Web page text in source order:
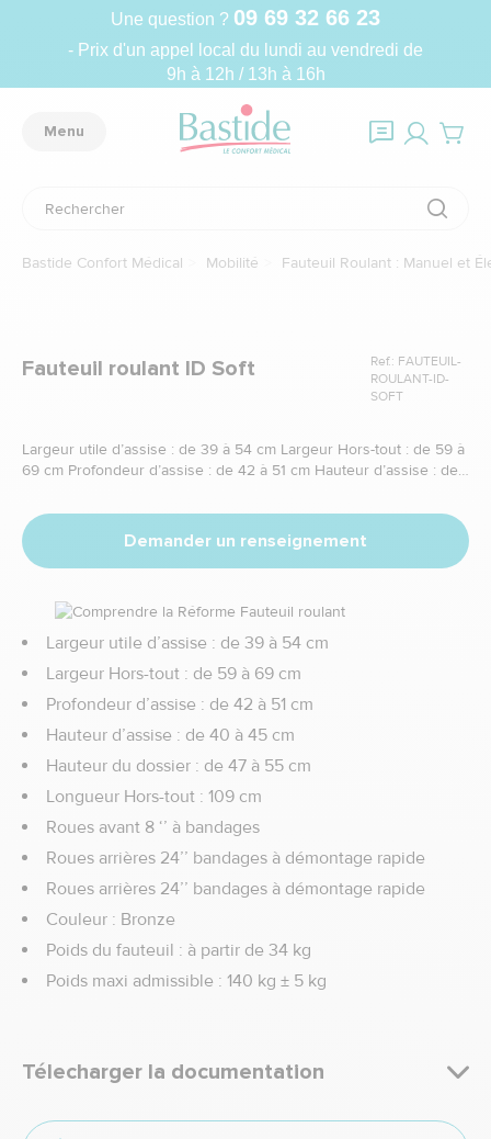
Une question ? 09 69 32 66 23
- Prix d'un appel local du lundi au vendredi de
9h à 12h / 13h à 16h
Menu
Bastide Confort Médical Mobilité Fauteuil Roulant : Manuel et
Fauteuil roulant ID Soft
Ref.: FAUTEUIL-
ROULANT-ID-
SOFT
Largeur utile d’assise : de 39 à 54 cm Largeur Hors-tout : de 59 à
69 cm Profondeur d’assise : de 42 à 51 cm Hauteur d’assise : de
tout : 109 cm
Demander un renseignement
Largeur utile d’assise : de 39 à 54 cm
Largeur Hors-tout : de 59 à 69 cm
Profondeur d’assise : de 42 à 51 cm
Hauteur d’assise : de 40 à 45 cm
Hauteur du dossier : de 47 à 55 cm
Longueur Hors-tout : 109 cm
Roues avant 8 ‘’ à bandages
Roues arrières 24’’ bandages à démontage rapide
Roues arrières 24’’ bandages à démontage rapide
Couleur : Bronze
Poids du fauteuil : à partir de 34 kg
Poids maxi admissible : 140 kg ± 5 kg
Télecharger la documentation